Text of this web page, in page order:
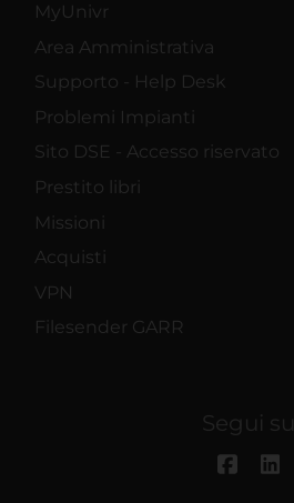
MyUnivr
Area Amministrativa
Supporto - Help Desk
Problemi Impianti
Sito DSE - Accesso riservato
Prestito libri
Missioni
Acquisti
VPN
Filesender GARR
Segui su